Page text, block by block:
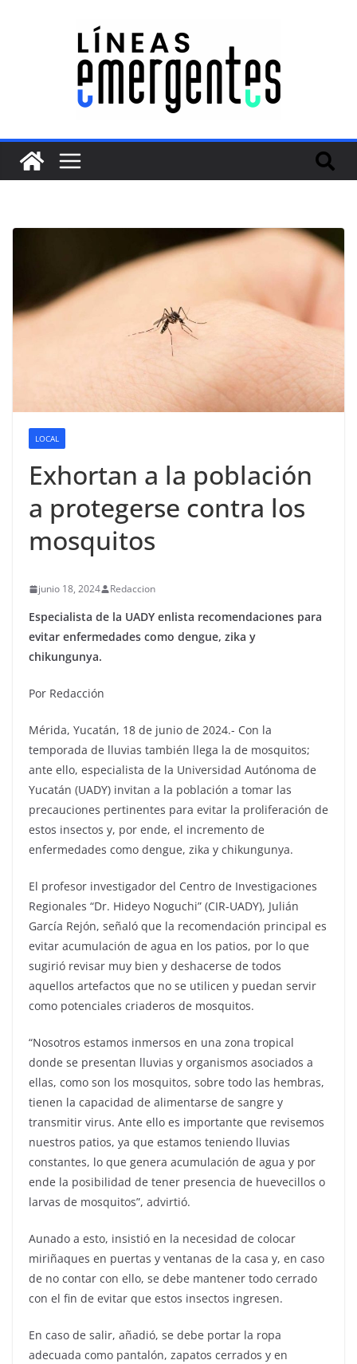
LOCAL
Exhortan a la población
a protegerse contra los
mosquitos
junio 18, 2024 Redaccion
Especialista de la UADY enlista recomendaciones para
evitar enfermedades como dengue, zika y
chikungunya.
Por Redacción
Mérida, Yucatán, 18 de junio de 2024.- Con la
temporada de lluvias también llega la de mosquitos;
ante ello, especialista de la Universidad Autónoma de
Yucatán (UADY) invitan a la población a tomar las
precauciones pertinentes para evitar la proliferación de
estos insectos y, por ende, el incremento de
enfermedades como dengue, zika y chikungunya.
El profesor investigador del Centro de Investigaciones
Regionales “Dr. Hideyo Noguchi” (CIR-UADY), Julián
García Rejón, señaló que la recomendación principal es
evitar acumulación de agua en los patios, por lo que
sugirió revisar muy bien y deshacerse de todos
aquellos artefactos que no se utilicen y puedan servir
como potenciales criaderos de mosquitos.
“Nosotros estamos inmersos en una zona tropical
donde se presentan lluvias y organismos asociados a
ellas, como son los mosquitos, sobre todo las hembras,
tienen la capacidad de alimentarse de sangre y
transmitir virus. Ante ello es importante que revisemos
nuestros patios, ya que estamos teniendo lluvias
constantes, lo que genera acumulación de agua y por
ende la posibilidad de tener presencia de huevecillos o
larvas de mosquitos”, advirtió.
Aunado a esto, insistió en la necesidad de colocar
miriñaques en puertas y ventanas de la casa y, en caso
de no contar con ello, se debe mantener todo cerrado
con el fin de evitar que estos insectos ingresen.
En caso de salir, añadió, se debe portar la ropa
adecuada como pantalón, zapatos cerrados y en